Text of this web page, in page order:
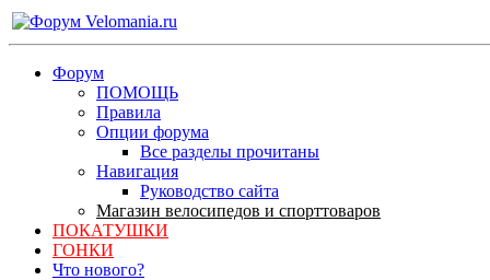
Форум
ПОМОЩЬ
Правила
Опции форума
Все разделы прочитаны
Навигация
Руководство сайта
Магазин велосипедов и спорттоваров
ПОКАТУШКИ
ГОНКИ
Что нового?